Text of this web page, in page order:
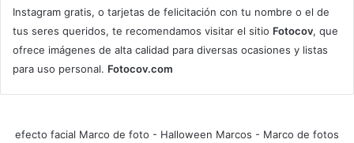
Instagram gratis, o tarjetas de felicitación con tu nombre o el de
tus seres queridos, te recomendamos visitar el sitio Fotocov, que
ofrece imágenes de alta calidad para diversas ocasiones y listas
para uso personal. Fotocov.com
efecto facial Marco de foto - Halloween Marcos - Marco de fotos